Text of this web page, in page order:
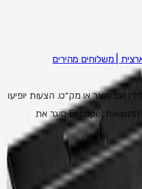
| משלוחים מהירים
שם מוצר או מק״ט. הצעות יופיעו
מתחת לשדה; Enter מציג את כל התוצאות, Escape סוגר את